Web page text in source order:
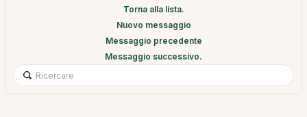
Torna alla lista.
Nuovo messaggio
Messaggio precedente
Messaggio successivo.